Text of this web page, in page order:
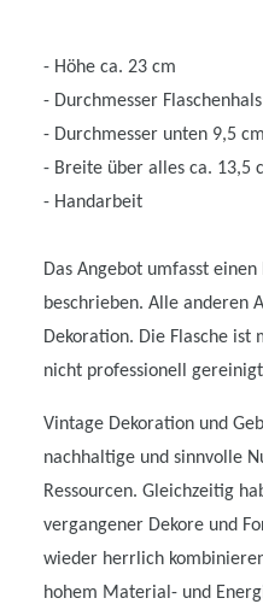
- Höhe ca. 23 cm
- Durchmesser
- Durchmesser unten 9,5 cm
- Breite über alles ca. 13,5
- Handarbeit
Das Angebot umfasst
beschrieben. Alle anderen
Dekoration. Die Flasche ist
nicht professionell
Vintage Dekoration und
nachhaltige und sinnvolle
Ressourcen. Gleichzeitig
vergangener Dekore und
wieder herrlich
hohem Material- und